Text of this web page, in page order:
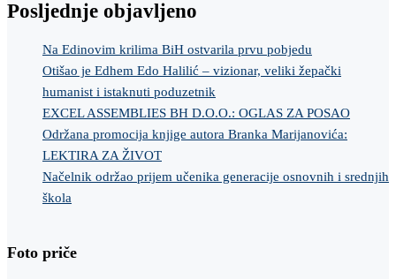
Posljednje objavljeno
Na Edinovim krilima BiH ostvarila prvu pobjedu
Otišao je Edhem Edo Halilić – vizionar, veliki žepački
humanist i istaknuti poduzetnik
EXCEL ASSEMBLIES BH D.O.O.: OGLAS ZA POSAO
Održana promocija knjige autora Branka Marijanovića:
LEKTIRA ZA ŽIVOT
Načelnik održao prijem učenika generacije osnovnih i srednjih
škola
Foto priče